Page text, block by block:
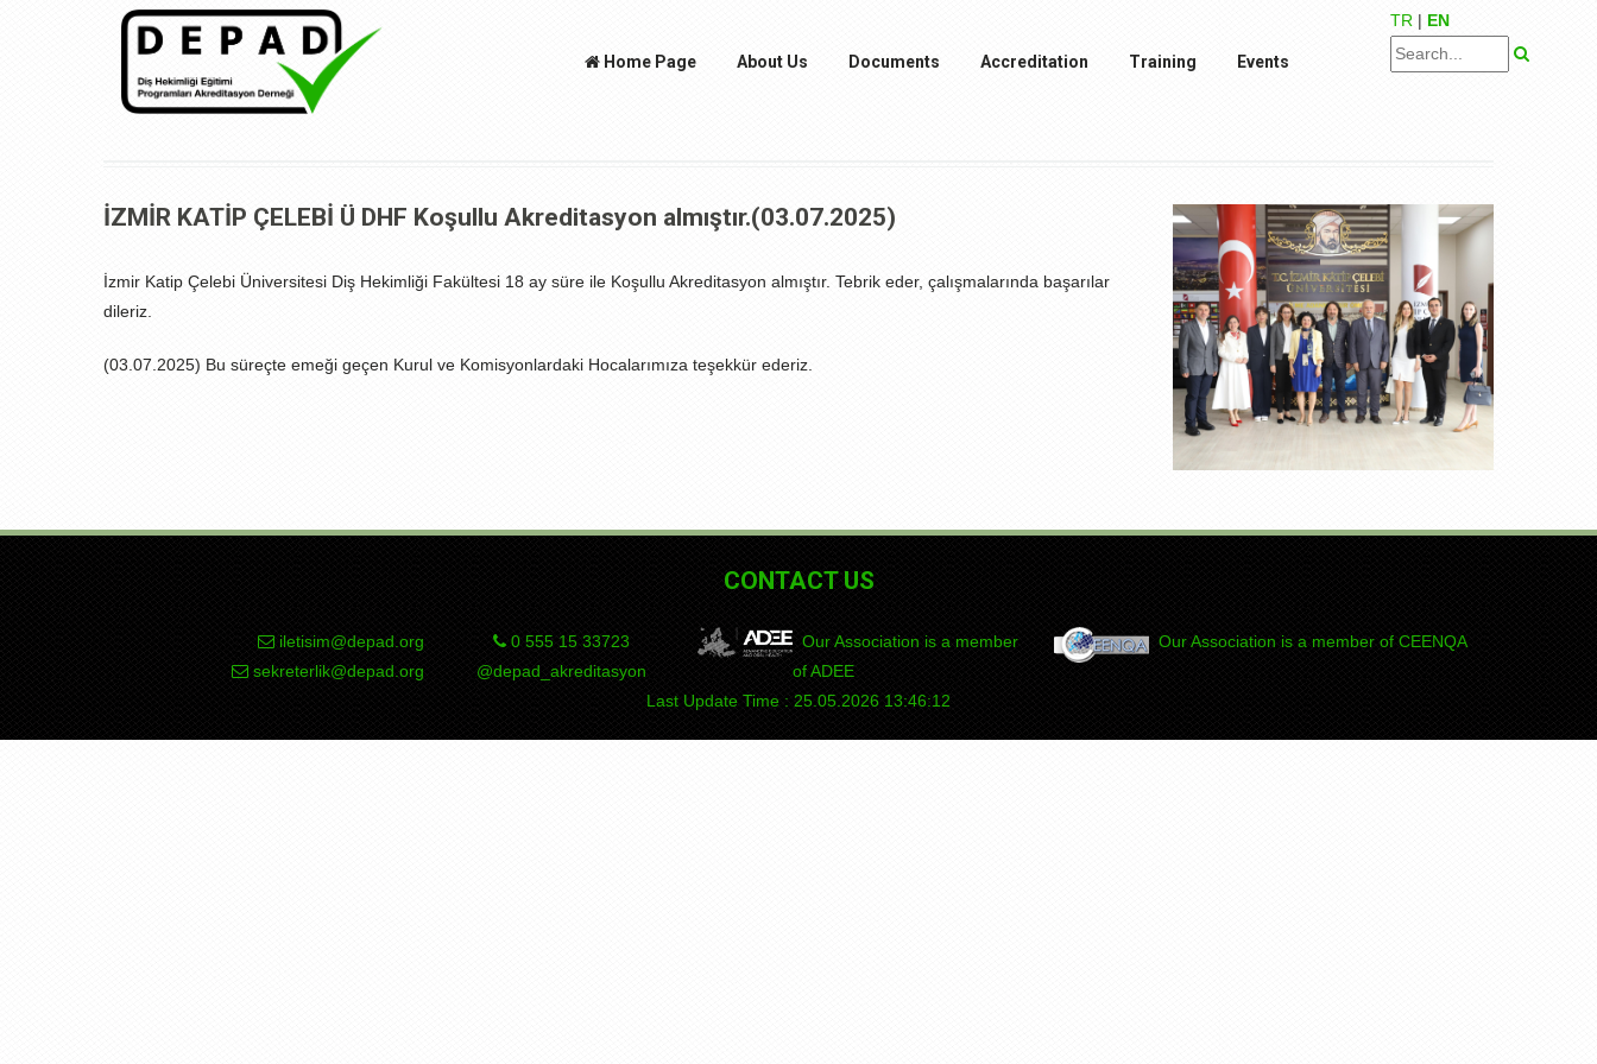
Home Page About Us Documents Accreditation Training Events
TR | EN
İZMİR KATİP ÇELEBİ Ü DHF Koşullu Akreditasyon almıştır.(03.07.2025)
İzmir Katip Çelebi Üniversitesi Diş Hekimliği Fakültesi 18 ay süre ile Koşullu Akreditasyon almıştır. Tebrik eder, çalışmalarında başarılar
dileriz.
(03.07.2025) Bu süreçte emeği geçen Kurul ve Komisyonlardaki Hocalarımıza teşekkür ederiz.
CONTACT US
iletisim@depad.org
sekreterlik@depad.org
0 555 15 DEPAD
@depad_akreditasyon
Our Association is a member
of ADEE
Our Association is a member of CEENQA
Last Update Time : 25.05.2026 13:46:12